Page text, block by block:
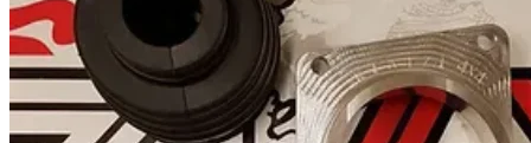
prodotto